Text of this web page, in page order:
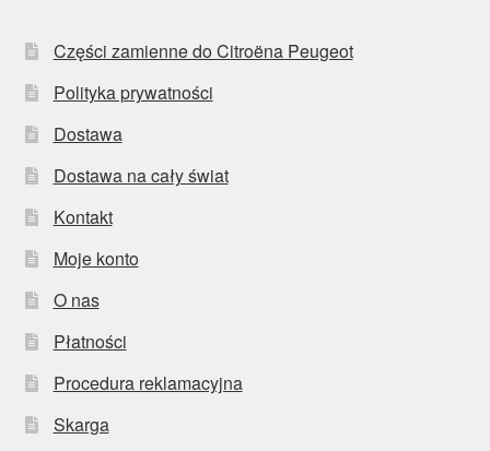
Części zamienne do Citroëna Peugeot
Polityka prywatności
Dostawa
Dostawa na cały świat
Kontakt
Moje konto
O nas
Płatności
Procedura reklamacyjna
Skarga